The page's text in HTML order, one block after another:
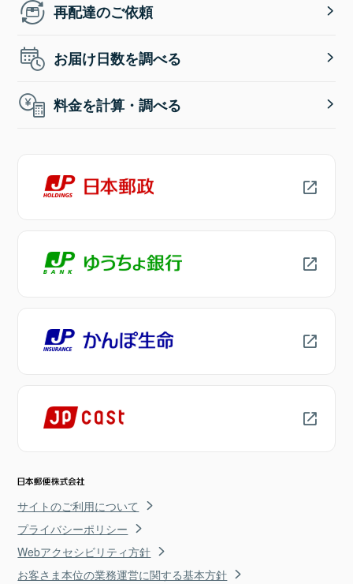
再配達のご依頼
お届け日数を調べる
料金を計算・調べる
サイトのご利用について
プライバシーポリシー
Webアクセシビリティ方針
お客さま本位の業務運営に関する基本方針